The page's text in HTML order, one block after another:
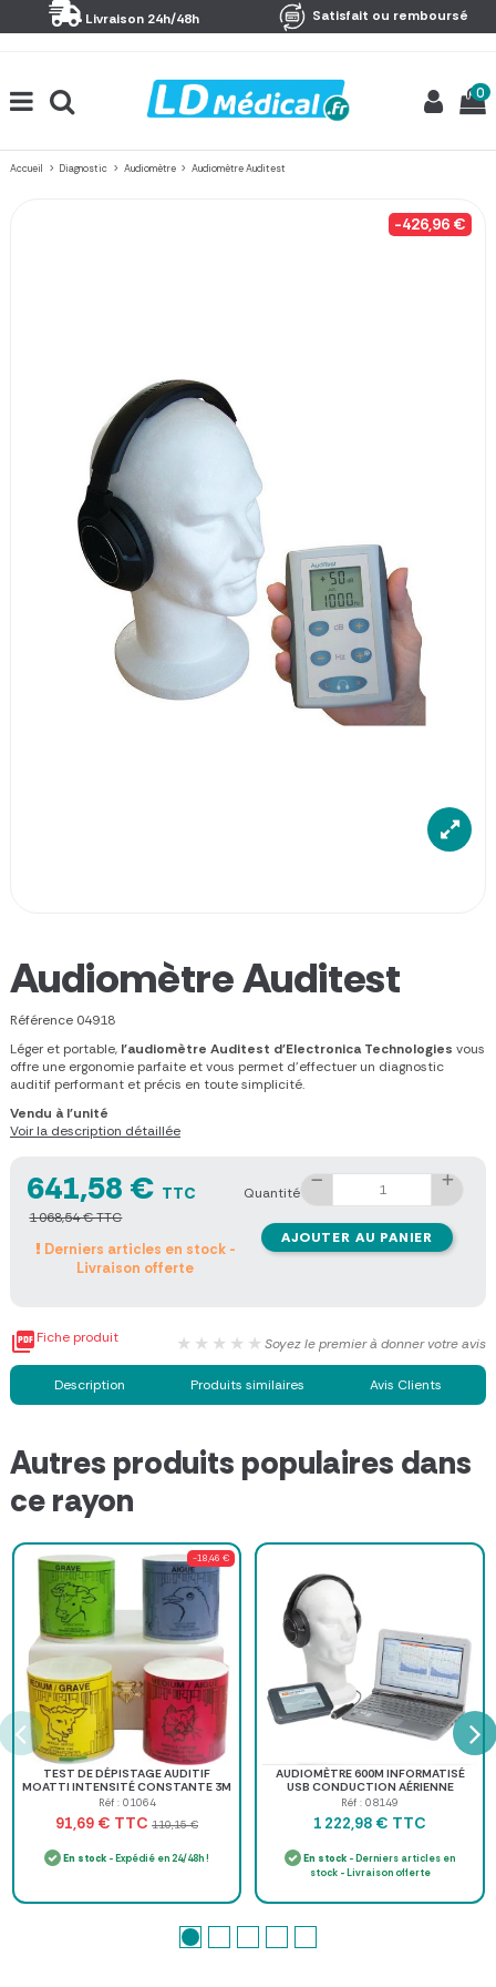
Livraison 24h/48h Satisfait ou remboursé
0
Accueil Diagnostic Audiomètre Audiomètre Auditest
-426,96 €
Audiomètre Auditest
Référence 04918
Léger et portable, l'audiomètre Auditest d'Electronica Technologies vous
offre une ergonomie parfaite et vous permet d'effectuer un diagnostic
auditif performant et précis en toute simplicité.
Vendu à l'unité
Voir la description détaillée
641,58 € TTC
1 068,54 € TTC
Derniers articles en stock -
Livraison offerte
Quantité
AJOUTER AU PANIER
Fiche produit ★★★★★ Soyez le premier à donner votre avis
Description Produits similaires Avis Clients
Autres produits populaires dans
ce rayon
-18,46 €
TEST DE DÉPISTAGE AUDITIF
MOATTI INTENSITÉ CONSTANTE 3M
- coffret de 4 boîtes
Réf : 01064
91,69 € TTC 110,15 €
En stock - Expédié en 24/48h !
AUDIOMÈTRE 600M INFORMATISÉ
USB CONDUCTION AÉRIENNE
ELECTRONICA TECHNOLOGIES -
Réf : 08149
1 222,98 € TTC
En stock - Derniers articles en
stock - Livraison offerte
Panneau de gestion des cookies